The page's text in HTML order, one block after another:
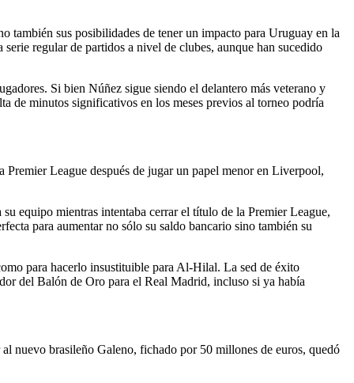
también sus posibilidades de tener un impacto para Uruguay en la
regular de partidos a nivel de clubes, aunque han sucedido
Si bien Núñez sigue siendo el delantero más veterano y
de minutos significativos en los meses previos al torneo podría
Premier League después de jugar un papel menor en Liverpool,
equipo mientras intentaba cerrar el título de la Premier League,
para aumentar no sólo su saldo bancario sino también su
para hacerlo insustituible para Al-Hilal. La sed de éxito
del Balón de Oro para el Real Madrid, incluso si ya había
nuevo brasileño Galeno, fichado por 50 millones de euros, quedó